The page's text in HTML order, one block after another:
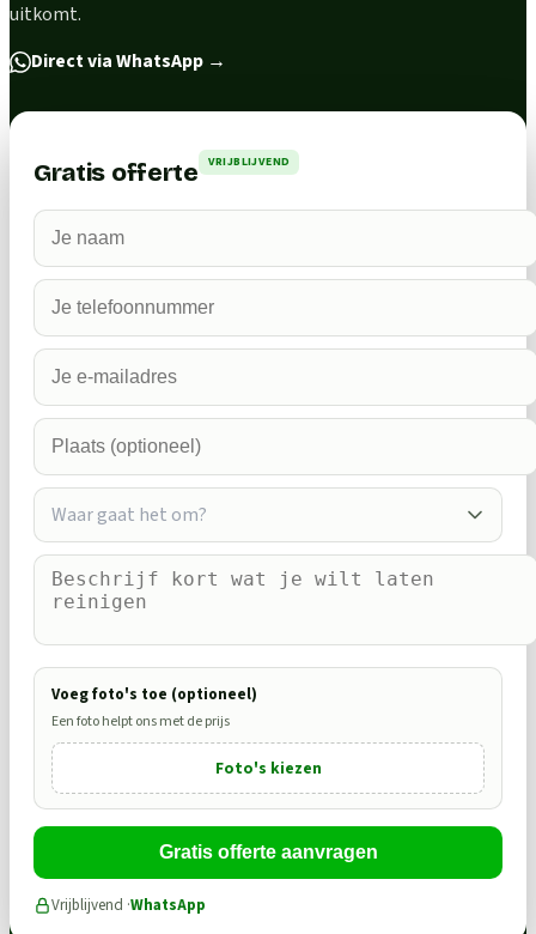
uitkomt.
Direct via WhatsApp →
Gratis offerte VRIJBLIJVEND
Waar gaat het om?
Voeg foto's toe (optioneel)
Een foto helpt ons met de prijs
Foto's kiezen
Gratis offerte aanvragen
Vrijblijvend ·WhatsApp